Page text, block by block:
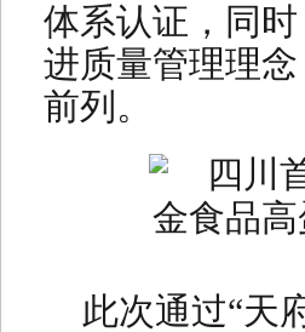
体系认证，同
进质量管理理
前列。
此次通过“天